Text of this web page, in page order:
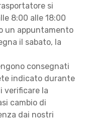
si
8:00 alle 18:00
un appuntamento
il sabato, la
consegnati
indicato durante
verificare la
cambio di
dai nostri